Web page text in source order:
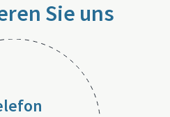
Sie uns